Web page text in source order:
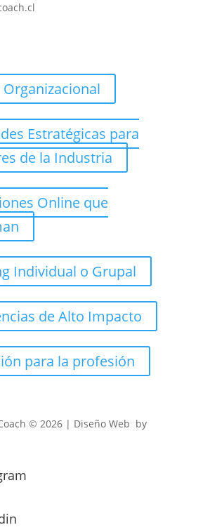
Estratégicas para
de la Industria
Online que
Individual o Grupal
de Alto Impacto
para la profesión
© 2026 | Diseño Web by